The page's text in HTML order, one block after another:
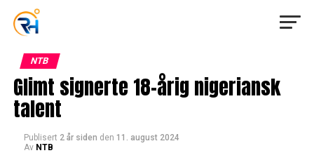
NTB
Glimt signerte 18-årig nigeriansk
talent
Publisert 2 år siden den 11. august 2024
Av NTB